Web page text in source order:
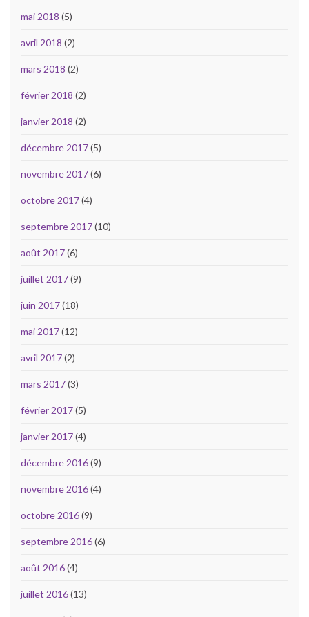
mai 2018 (5)
avril 2018 (2)
mars 2018 (2)
février 2018 (2)
janvier 2018 (2)
décembre 2017(5)
novembre 2017(6)
octobre 2017(4)
septembre 2017(10)
août 2017(6)
juillet 2017(9)
juin 2017(18)
mai 2017(12)
avril 2017(2)
mars 2017(3)
février 2017(5)
janvier 2017(4)
décembre 2016(9)
novembre 2016(4)
octobre 2016(9)
septembre 2016(6)
août 2016(4)
juillet 2016(13)